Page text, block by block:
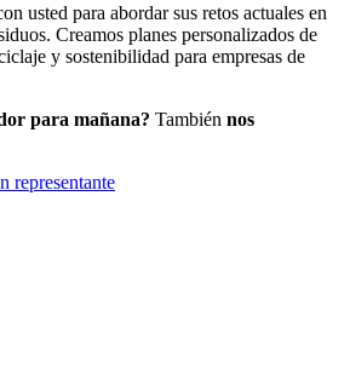
usted para abordar sus retos actuales en
Creamos planes personalizados de
y sostenibilidad para empresas de
para mañana? También nos
representante